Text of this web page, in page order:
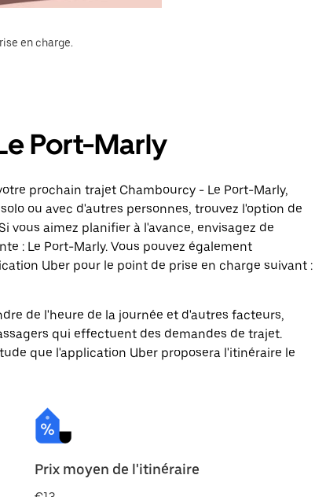
en charge.
Port-Marly
prochain trajet Chambourcy - Le Port-Marly,
ou avec d'autres personnes, trouvez l'option de
vous aimez planifier à l'avance, envisagez de
: Le Port-Marly. Vous pouvez également
Uber pour le point de prise en charge suivant :
de l'heure de la journée et d'autres facteurs,
qui effectuent des demandes de trajet.
que l'application Uber proposera l'itinéraire le
Prix moyen de l'itinéraire